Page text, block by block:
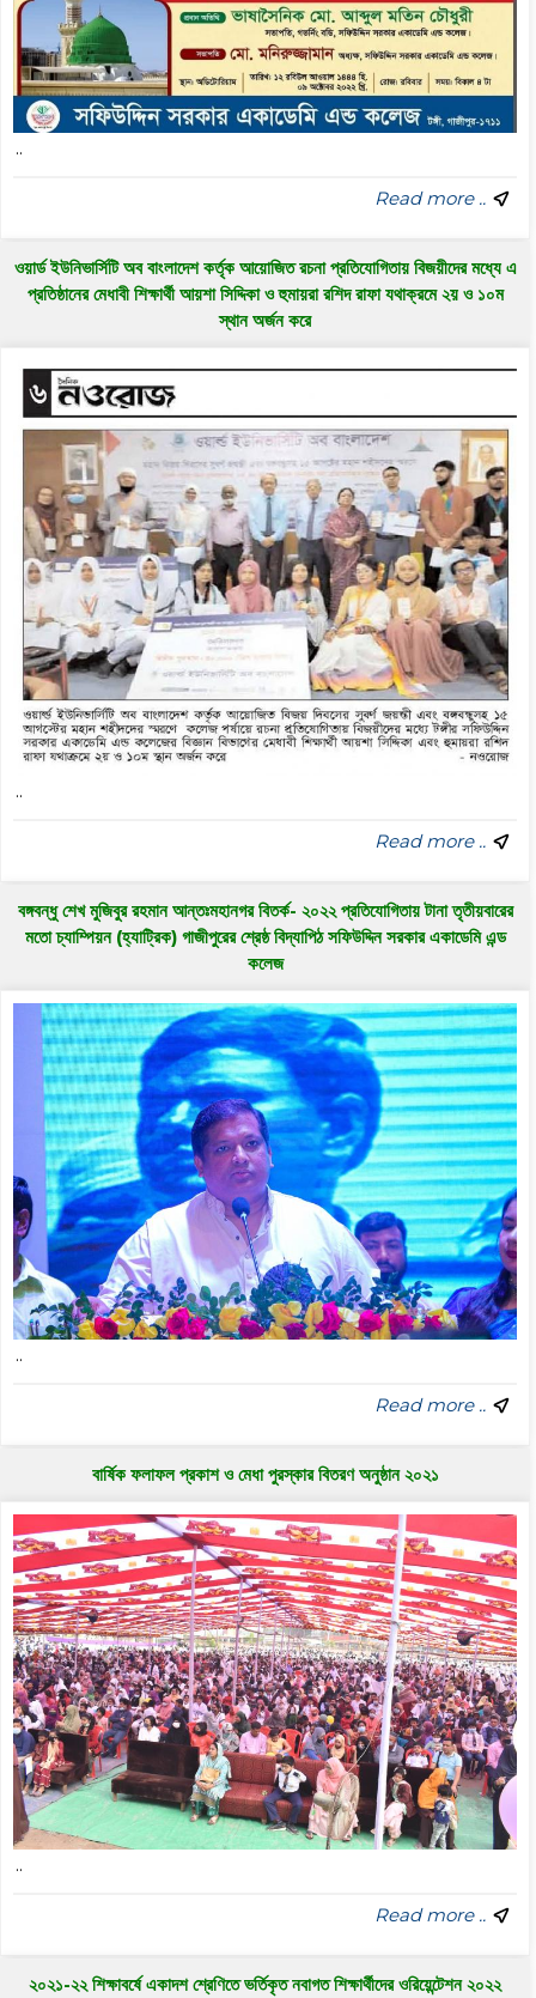
..
Read more ..
ওয়ার্ড ইউনিভার্সিটি অব বাংলাদেশ কর্তৃক আয়োজিত রচনা প্রতিযোগিতায় বিজয়ীদের মধ্যে এ
প্রতিষ্ঠানের মেধাবী শিক্ষার্থী আয়শা সিদ্দিকা ও হুমায়রা রশিদ রাফা যথাক্রমে ২য় ও ১০ম
স্থান অর্জন করে
..
Read more ..
বঙ্গবন্ধু শেখ মুজিবুর রহমান আন্তঃমহানগর বিতর্ক- ২০২২ প্রতিযোগিতায় টানা তৃতীয়বারের
মতো চ্যাম্পিয়ন (হ্যাট্রিক) গাজীপুরের শ্রেষ্ঠ বিদ্যাপিঠ সফিউদ্দিন সরকার একাডেমি এন্ড
কলেজ
..
Read more ..
বার্ষিক ফলাফল প্রকাশ ও মেধা পুরস্কার বিতরণ অনুষ্ঠান ২০২১
..
Read more ..
২০২১-২২ শিক্ষাবর্ষে একাদশ শ্রেণিতে ভর্তিকৃত নবাগত শিক্ষার্থীদের ওরিয়েন্টেশন ২০২২